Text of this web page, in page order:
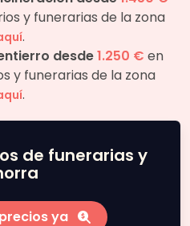
y funerarias de la zona
.
desde1.250 € en
y funerarias de la zona
.
de funerarias y
ya